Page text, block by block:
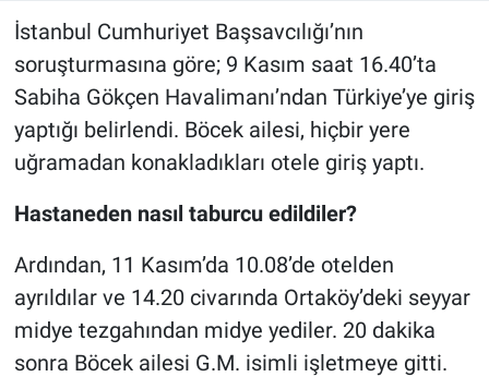
İstanbul Cumhuriyet Başsavcılığı’nın
soruşturmasına göre; 9 Kasım saat 16.40’ta
Sabiha Gökçen Havalimanı’ndan Türkiye’ye giriş
yaptığı belirlendi. Böcek ailesi, hiçbir yere
uğramadan konakladıkları otele giriş yaptı.
Hastaneden nasıl taburcu edildiler?
Ardından, 11 Kasım’da 10.08’de otelden
ayrıldılar ve 14.20 civarında Ortaköy’deki seyyar
midye tezgahından midye yediler. 20 dakika
sonra Böcek ailesi G.M. isimli işletmeye gitti.